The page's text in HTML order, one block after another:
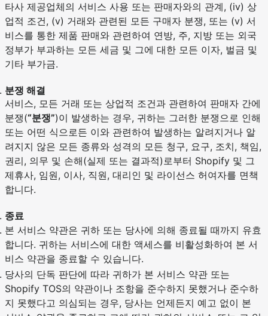
타사 제공업체의 서비스 사용 또는 판매자와의 관계, (iv) 상
업적 조건, (v) 거래와 관련된 모든 구매자 분쟁, 또는 (v) 서
비스를 통한 제품 판매와 관련하여 연방, 주, 지방 또는 외국
정부가 부과하는 모든 세금 및 그에 대한 모든 이자, 벌금 및
기타 부가금.
분쟁 해결
서비스, 모든 거래 또는 상업적 조건과 관련하여 판매자 간에
분쟁(“분쟁”)이 발생하는 경우, 귀하는 그러한 분쟁으로 인해
또는 어떤 식으로든 이와 관련하여 발생하는 알려지거나 알
려지지 않은 모든 종류와 성격의 모든 청구, 요구, 조치, 책임,
권리, 의무 및 손해(실제 또는 결과적)로부터 Shopify 및 그
제휴사, 임원, 이사, 직원, 대리인 및 라이선스 허여자를 면책
합니다.
종료
본 서비스 약관은 귀하 또는 당사에 의해 종료될 때까지 유효
합니다. 귀하는 서비스에 대한 액세스를 비활성화하여 본 서
비스 약관을 종료할 수 있습니다.
당사의 단독 판단에 따라 귀하가 본 서비스 약관 또는
Shopify TOS의 약관이나 조항을 준수하지 못했거나 준수하
지 못했다고 의심되는 경우, 당사는 언제든지 예고 없이 본